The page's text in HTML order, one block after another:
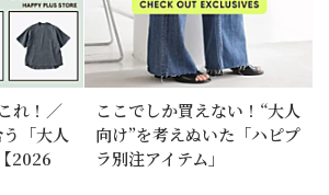
れ！／
「大人
2026
ここでしか買えない！“大人
向け”を考えぬいた「ハピプ
ラ別注アイテム」